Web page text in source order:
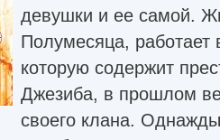
девушки и ее самой.
Полумесяца, работает
которую содержит
Джезиба, в прошлом
своего клана.